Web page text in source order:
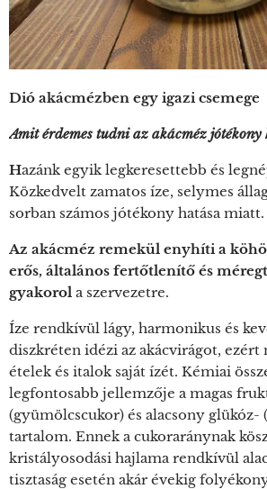
Dió akácmézben egy igazi csemege
Amit érdemes tudni az akácméz
Hazánk egyik legkeresettebb és
Közkedvelt zamatos íze, selymes
sorban számos jótékony hatása miatt.
Az akácméz remekül enyhíti a
erős, általános fertőtlenítő és
gyakorol a szervezetre.
Íze rendkívül lágy, harmonikus és
diszkréten idézi az akácvirágot, ezért
ételek és italok saját ízét. Kémiai
legfontosabb jellemzője a magas
(gyümölcscukor) és alacsony glükóz-
tartalom. Ennek a cukoraránynak
kristályosodási hajlama rendkívül
tisztaság esetén akár évekig